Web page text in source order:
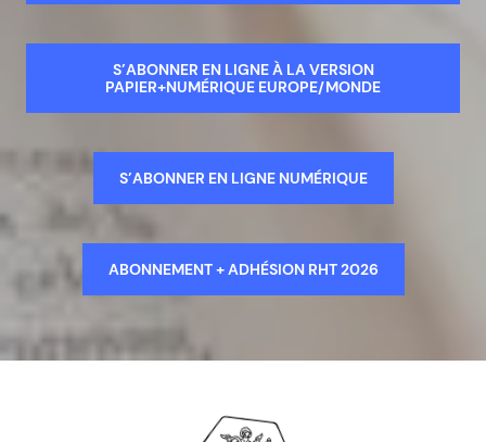
S’ABONNER EN LIGNE À LA VERSION
PAPIER+NUMÉRIQUE EUROPE/MONDE
S’ABONNER EN LIGNE NUMÉRIQUE
ABONNEMENT + ADHÉSION RHT 2026